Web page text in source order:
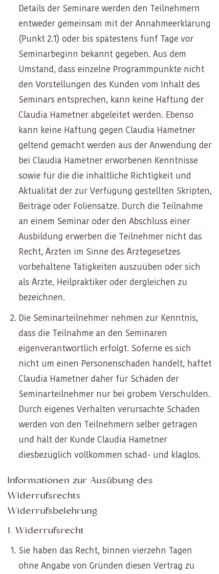
Details der Seminare werden den Teilnehmern
entweder gemeinsam mit der Annahmeerklärung
(Punkt 2.1) oder bis spätestens fünf Tage vor
Seminarbeginn bekannt gegeben. Aus dem
Umstand, dass einzelne Programmpunkte nicht
den Vorstellungen des Kunden vom Inhalt des
Seminars entsprechen, kann keine Haftung der
Claudia Hametner abgeleitet werden. Ebenso
kann keine Haftung gegen Claudia Hametner
geltend gemacht werden aus der Anwendung der
bei Claudia Hametner erworbenen Kenntnisse
sowie für die die inhaltliche Richtigkeit und
Aktualität der zur Verfügung gestellten Skripten,
Beiträge oder Foliensätze. Durch die Teilnahme
an einem Seminar oder den Abschluss einer
Ausbildung erwerben die Teilnehmer nicht das
Recht, Ärzten im Sinne des Ärztegesetzes
vorbehaltene Tätigkeiten auszuüben oder sich
als Ärzte, Heilpraktiker oder dergleichen zu
bezeichnen.
Die Seminarteilnehmer nehmen zur Kenntnis,
dass die Teilnahme an den Seminaren
eigenverantwortlich erfolgt. Soferne es sich
nicht um einen Personenschaden handelt, haftet
Claudia Hametner daher für Schäden der
Seminarteilnehmer nur bei grobem Verschulden.
Durch eigenes Verhalten verursachte Schäden
werden von den Teilnehmern selber getragen
und hält der Kunde Claudia Hametner
diesbezüglich vollkommen schad- und klaglos.
Informationen zur Ausübung des
Widerrufsrechts
Widerrufsbelehrung
1. Widerrufsrecht
Sie haben das Recht, binnen vierzehn Tagen
ohne Angabe von Gründen diesen Vertrag zu